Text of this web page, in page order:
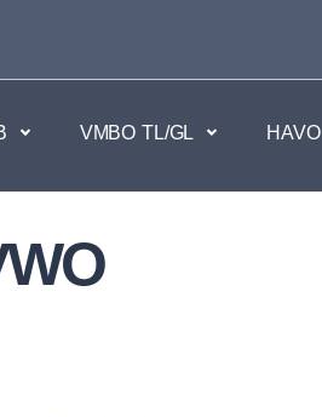
VMBO TL/GL HAVO